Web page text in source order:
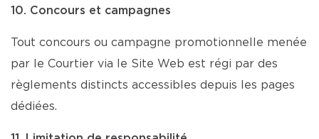
10. Concours et campagnes
Tout concours ou campagne promotionnelle menée
par le Courtier via le Site Web est régi par des
règlements distincts accessibles depuis les pages
dédiées.